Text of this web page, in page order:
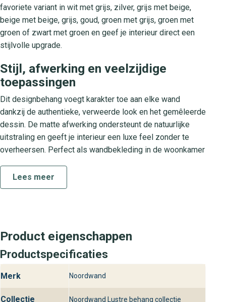
favoriete variant in wit met grijs, zilver, grijs met beige,
beige met beige, grijs, goud, groen met grijs, groen met
groen of zwart met groen en geef je interieur direct een
stijlvolle upgrade.
Stijl, afwerking en veelzijdige
toepassingen
Dit designbehang voegt karakter toe aan elke wand
dankzij de authentieke, verweerde look en het gemêleerde
dessin. De matte afwerking ondersteunt de natuurlijke
uitstraling en geeft je interieur een luxe feel zonder te
overheersen. Perfect als wandbekleding in de woonkamer
ambiance of in de hal voor een uitnodigend welkom. Ook
in horecagelegenheden en kantoorruimtes komt dit
De Lustre-collectie
De Lustre-collectie staat voor verfijnde patroonbehang
met een sterke focus op natuurlijke texturen en elegante
neutralen. Elk dessin is zorgvuldig ontworpen om te
Lees meer
Product eigenschappen
Productspecificaties
Merk Noordwand
Collectie Noordwand Lustre behang collectie